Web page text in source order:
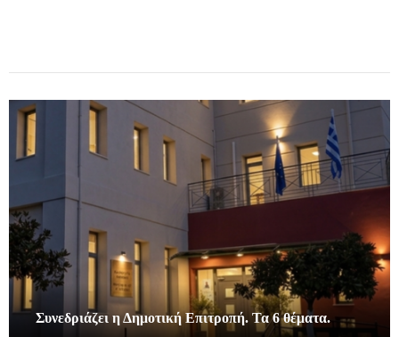
Συνεδριάζει η Δημοτική Επιτροπή. Τα 6 θέματα.